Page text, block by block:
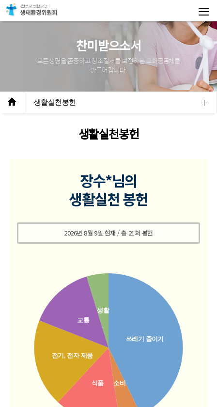
찬미받으소서
모든 생명을 존중하고 창조질서를 보전하는 교회공동체를
만들어 갑니다.
생활실천봉헌
생활실천봉헌
장수*님의
생활실천 봉헌
2026년 8월 9일 현재 / 총 21회 봉헌